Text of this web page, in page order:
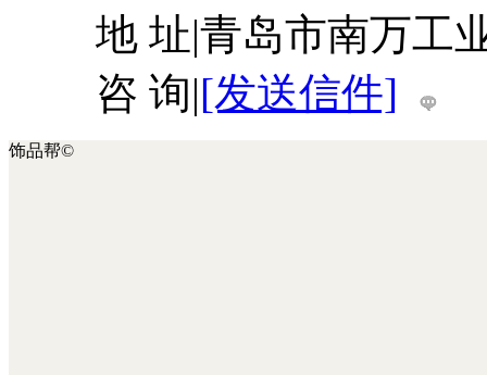
地 址|青岛市南万工
咨 询|[发送信件]
饰品帮©